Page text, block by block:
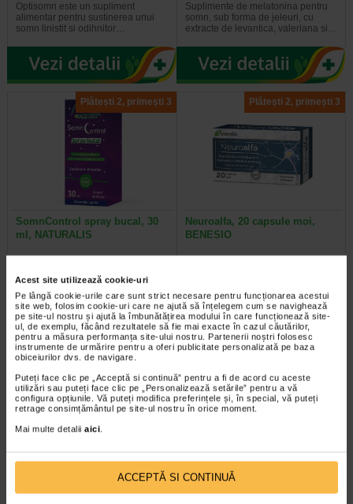
Acest site utilizează cookie-uri
Pe lângă cookie-urile care sunt strict necesare pentru funcționarea acestui
site web, folosim cookie-uri care ne ajută să înțelegem cum se navighează
pe site-ul nostru și ajută la îmbunătățirea modului în care funcționează site-
ul, de exemplu, făcând rezultatele să fie mai exacte în cazul căutărilor,
pentru a măsura performanța site-ului nostru. Partenerii noștri folosesc
instrumente de urmărire pentru a oferi publicitate personalizată pe baza
obiceiurilor dvs. de navigare.
Puteți face clic pe „Acceptă si continuă” pentru a fi de acord cu aceste
utilizări sau puteți face clic pe „Personalizează setările” pentru a vă
configura opțiunile. Vă puteți modifica preferințele și, în special, vă puteți
retrage consimțământul pe site-ul nostru în orice moment.
Mai multe detalii aici.
ACCEPTĂ SI CONTINUĂ
Optisomn este un supliment
alimentar pentru sustinerea unui
somn linistit si odihnitor…
Suplimente de melatonina pentru
somn, sub forma de jeleuri, cu
extracte de levantica, valeriana si…
Plătești 2, primești 3
SomnControl spray bucal, 30
ml, NATURALIS
este un supliment alimentar sub
forma lichida, cu aroma de…
Plătești 2, primești 3
Neuroalfa, 20 capsule moi,
BENESIO
spectru larg de vitamine din…
Plătești 2, primești 3
Strescalm, 30 capsule,
BENESIO
Strescontrol, 20 comprimate,
NATURALIS